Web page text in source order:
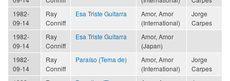
1982-
09-14
Ray
Conniff
Esa Triste Guitarra
Amor, Amor
(International)
Jorge
Carpes
1982-
09-14
Ray
Conniff
Esa Triste Guitarra
Amor, Amor
(Japan)
1982-
09-14
Ray
Conniff
Paraíso (Tema de)
Amor, Amor
(International)
Jorge
Carpes